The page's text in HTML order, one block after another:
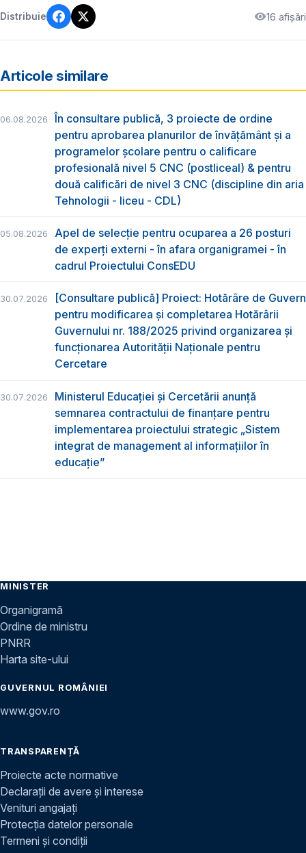
Distribuie 16 afișări
Articole similare
06.08.2026
În consultare publică, 3 proiecte de ordine
pentru aprobarea planurilor de învățământ și a
programelor școlare pentru o calificare
profesională nivel 5 CNC (postliceal) & pentru
două calificări de nivel 3 CNC (discipline din aria
Tehnologii - liceu - CDL)
05.08.2026
Apel de selecție pentru ocuparea a 26 posturi
de experți externi - în afara organigramei - în
cadrul Proiectului ConsEDU
30.07.2026
[Consultare publică] Proiect: Hotărâre de Guvern
pentru modificarea și completarea Hotărârii
Guvernului nr. 188/2025 privind organizarea şi
funcţionarea Autorităţii Naţionale pentru
Cercetare
30.07.2026
Ministerul Educației și Cercetării anunță
semnarea contractului de finanțare pentru
implementarea proiectului strategic „Sistem
integrat de management al informațiilor în
educație”
MINISTER
Organigramă
Ordine de ministru
PNRR
Harta site-ului
GUVERNUL ROMÂNIEI
www.gov.ro
TRANSPARENȚĂ
Proiecte acte normative
Declarații de avere și interese
Venituri angajați
Protecția datelor personale
Termeni și condiții